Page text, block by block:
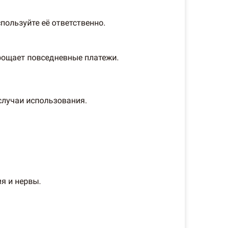
её ответственно.
повседневные платежи.
использования.
и нервы.